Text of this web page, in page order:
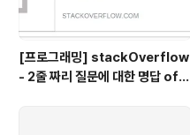
[프로그래밍] stackOverflow
- 2줄 짜리 질문에 대한 명답 of